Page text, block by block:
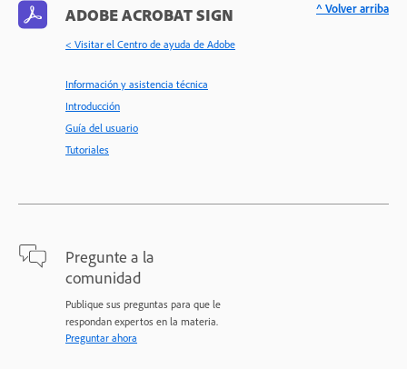
ADOBE ACROBAT SIGN
< Visitar el Centro de ayuda de Adobe
Información y asistencia técnica
Introducción
Guía del usuario
Tutoriales
Pregunte a la
comunidad
Publique sus preguntas para que le
respondan expertos en la materia.
Preguntar ahora
^ Volver arriba